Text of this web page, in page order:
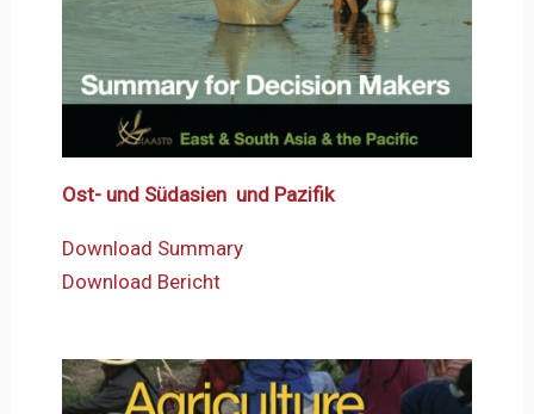
Ost- und Südasien und Pazifik
Download Summary
Download Bericht